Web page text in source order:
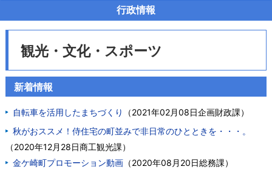
行政情報
観光・文化・スポーツ
新着情報
自転車を活用したまちづくり （2021年02月08日企画財政課）
秋がおススメ！侍住宅の町並みで非日常のひとときを・・・。
（2020年12月28日商工観光課）
金ケ崎町プロモーション動画（2020年08月20日総務課）